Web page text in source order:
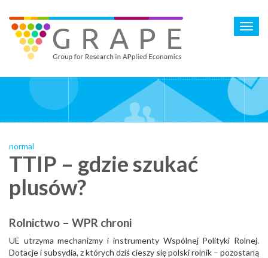
main
content
normal
TTIP – gdzie szukać
plusów?
Rolnictwo – WPR chroni
UE utrzyma mechanizmy i instrumenty Wspólnej Polityki Rolnej.
Dotacje i subsydia, z których dziś cieszy się polski rolnik – pozostaną